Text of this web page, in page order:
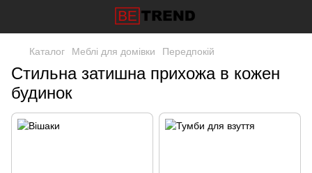
Каталог Меблі для домівки Передпокій
Стильна затишна прихожа в кожен
будинок